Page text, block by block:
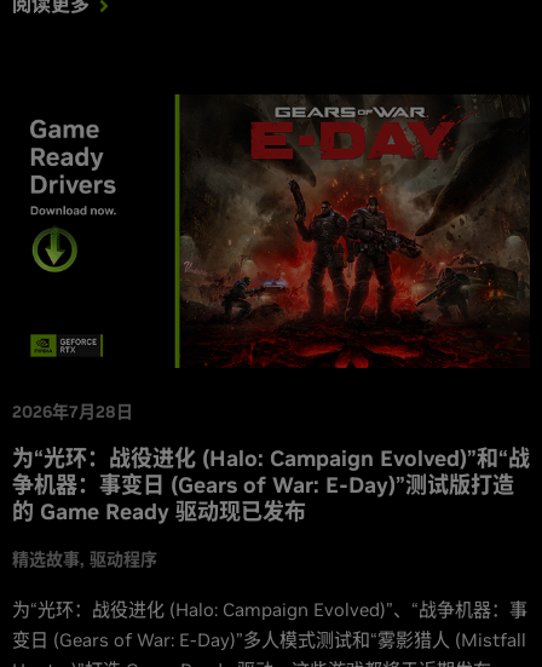
2026年7月28日
为“光环：战役进化 (Halo: Campaign Evolved)”和“战
争机器：事变日 (Gears of War: E-Day)”测试版打造
的 Game Ready 驱动现已发布
精选故事 驱动程序
为“光环：战役进化 (Halo: Campaign Evolved)”、“战争机器：事
变日 (Gears of War: E-Day)”多人模式测试和“雾影猎人 (Mistfall